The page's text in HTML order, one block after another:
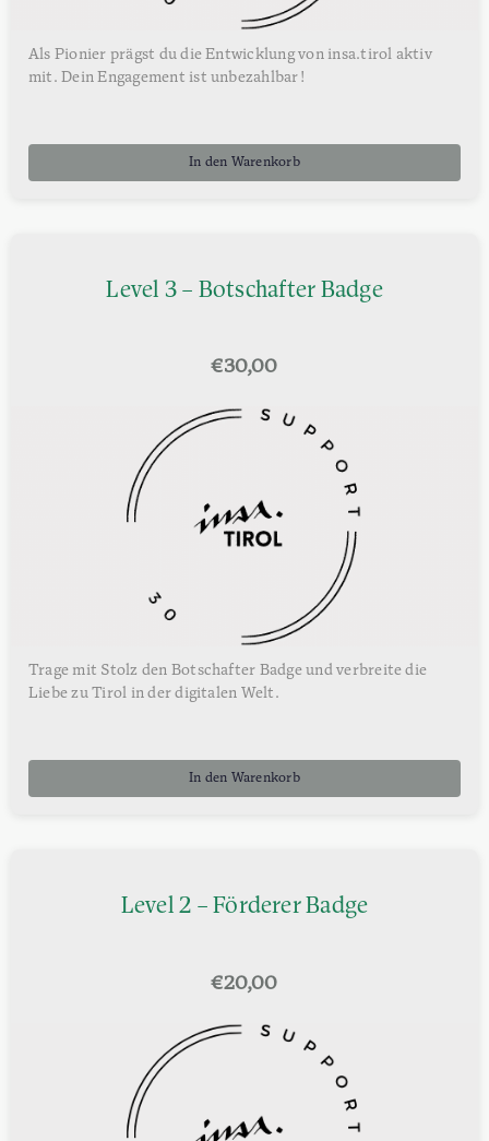
Als Pionier prägst du die Entwicklung von insa.tirol aktiv
mit. Dein Engagement ist unbezahlbar!
In den Warenkorb
Level 3 – Botschafter Badge
€30,00
Trage mit Stolz den Botschafter Badge und verbreite die
Liebe zu Tirol in der digitalen Welt.
In den Warenkorb
Level 2 – Förderer Badge
€20,00